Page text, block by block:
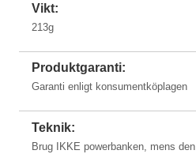
Vikt:
213g
Produktgaranti:
Garanti enligt konsumentköplagen
Teknik:
Brug IKKE powerbanken, mens den